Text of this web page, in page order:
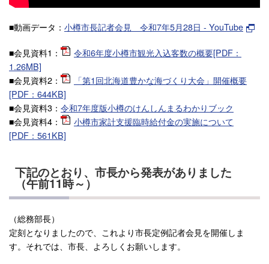
■動画データ： 小樽市長記者会見 令和7年5月28日 - YouTube
■会見資料1：
令和6年度小樽市観光入込客数の概要[PDF：
1.26MB]
■会見資料2：
「第1回北海道豊かな海づくり大会」開催概要
[PDF：644KB]
■会見資料3： 令和7年度版小樽のけんしんまるわかりブック
■会見資料4：
小樽市家計支援臨時給付金の実施について
[PDF：561KB]
下記のとおり、市長から発表がありました
（午前11時～）
（総務部長）
定刻となりましたので、これより市長定例記者会見を開催しま
す。それでは、市長、よろしくお願いします。